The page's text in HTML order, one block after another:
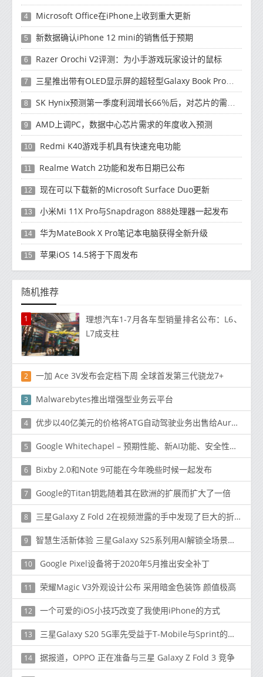
4 Microsoft Office在iPhone上收到重大更新
5 新数据确认iPhone 12 mini的销售低于预期
6 Razer Orochi V2评测：为小手游戏玩家设计的鼠标
7 三星推出带有OLED显示屏的超轻型Galaxy Book Pro和Galaxy Book Pro 360笔记本电脑
8 SK Hynix预测第一季度利润增长66％后，对芯片的需求将增强
9 AMD上调PC，数据中心芯片需求的年度收入预测
10 Redmi K40游戏手机具有快速充电功能
11 Realme Watch 2功能和发布日期已公布
12 现在可以下载新的Microsoft Surface Duo更新
13 小米Mi 11X Pro与Snapdragon 888处理器一起发布
14 华为MateBook X Pro笔记本电脑获得全新升级
15 苹果iOS 14.5将于下周发布
随机推荐
1
理想汽车1-7月各车型销量排名公布：L6、
L7成支柱
2 一加 Ace 3V发布会定档下周 全球首发第三代骁龙7+
3 Malwarebytes推出增强型业务云平台
4 优步以40亿美元的价格将ATG自动驾驶业务出售给Aurora
5 Google Whitechapel – 预期性能、新AI功能、安全性以及您需要了解的
6 Bixby 2.0和Note 9可能在今年晚些时候一起发布
7 Google的Titan钥匙随着其在欧洲的扩展而扩大了一倍
8 三星Galaxy Z Fold 2在视频泄露的手中发现了巨大的折痕
9 智慧生活新体验 三星Galaxy S25系列用AI解锁全场景智能
10 Google Pixel设备将于2020年5月推出安全补丁
11 荣耀Magic V3外观设计公布 采用暗金色装饰 颜值极高
12 一个可爱的iOS小技巧改变了我使用iPhone的方式
13 三星Galaxy S20 5G率先受益于T-Mobile与Sprint的合并
14 据报道，OPPO 正在准备与三星 Galaxy Z Fold 3 竞争